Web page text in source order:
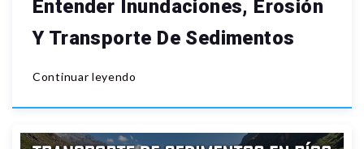
Entender Inundaciones, Erosión
Y Transporte De Sedimentos
Continuar leyendo